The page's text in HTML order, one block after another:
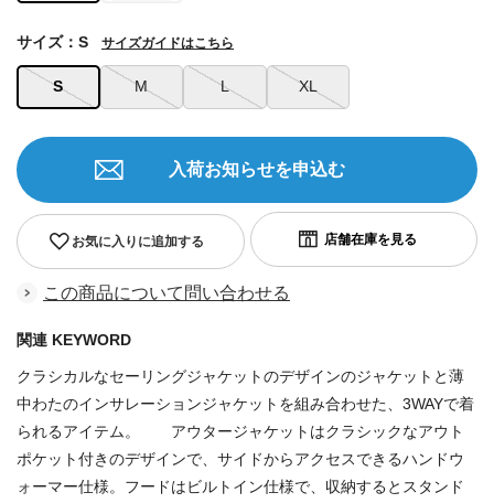
S M L XL
サイズ：S サイズガイドはこちら
お気に入りに追加する
入荷お知らせを申込む
この商品について問い合わせる
関連 KEYWORD
クラシカルなセーリングジャケットのデザインのジャケットと薄
中わたのインサレーションジャケットを組み合わせた、3WAYで着
られるアイテム。 アウタージャケットはクラシックなアウト
ポケット付きのデザインで、サイドからアクセスできるハンドウ
ォーマー仕様。フードはビルトイン仕様で、収納するとスタンド